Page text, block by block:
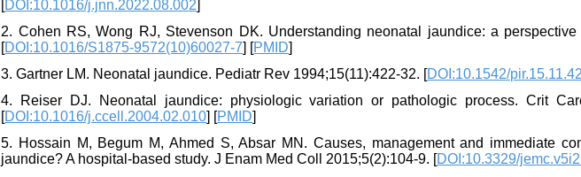
[DOI:10.1016/j.jnn.2022.08.002]
2. Cohen RS, Wong RJ, Stevenson DK. Understanding neonatal jaundice: a
[DOI:10.1016/S1875-9572(10)60027-7] [PMID]
3. Gartner LM. Neonatal jaundice. Pediatr Rev 1994;15(11):422-32. [DOI:10.1542/
4. Reiser DJ. Neonatal jaundice: physiologic variation or pathologic process. Crit
[DOI:10.1016/j.ccell.2004.02.010] [PMID]
5. Hossain M, Begum M, Ahmed S, Absar MN. Causes, management and immediate
jaundice? A hospital-based study. J Enam Med Coll 2015;5(2):104-9. [DOI:10.3329/